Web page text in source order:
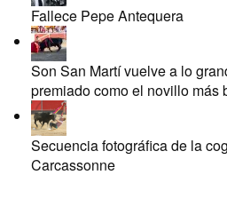
Fallece Pepe Antequera
Son San Martí vuelve a lo
premiado como el novillo más
Secuencia fotográfica de la
Carcassonne